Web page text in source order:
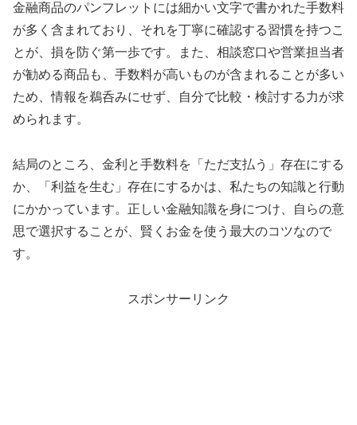
金融商品のパンフレットには細かい文字で書かれた手数料
が多く含まれており、それを丁寧に確認する習慣を持つこ
とが、損を防ぐ第一歩です。また、相談窓口や営業担当者
が勧める商品も、手数料が高いものが含まれることが多い
ため、情報を鵜呑みにせず、自分で比較・検討する力が求
められます。
結局のところ、金利と手数料を「ただ支払う」存在にする
か、「利益を生む」存在にするかは、私たちの知識と行動
にかかっています。正しい金融知識を身につけ、自らの意
思で選択することが、賢くお金を使う最大のコツなので
す。
スポンサーリンク